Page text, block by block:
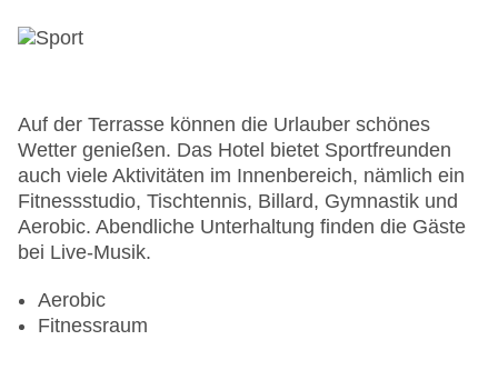
Auf der Terrasse können die Urlauber schönes
Wetter genießen. Das Hotel bietet Sportfreunden
auch viele Aktivitäten im Innenbereich, nämlich ein
Fitnessstudio, Tischtennis, Billard, Gymnastik und
Aerobic. Abendliche Unterhaltung finden die Gäste
bei Live-Musik.
Aerobic
Fitnessraum